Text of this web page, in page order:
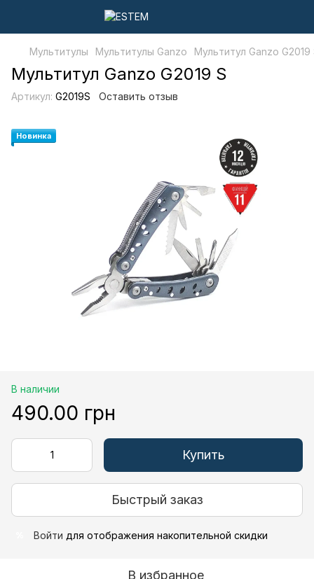
Мультитулы Мультитулы Ganzo Мультитул Ganzo G2019
Мультитул Ganzo G2019 S
Артикул: G2019S Оставить отзыв
Новинка
В наличии
490.00 грн
Купить
Быстрый заказ
Войти для отображения накопительной скидки
В избранное